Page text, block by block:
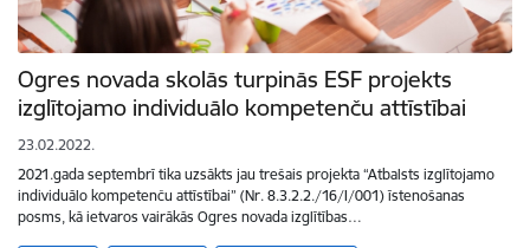
Ogres novada skolās turpinās ESF projekts
izglītojamo individuālo kompetenču attīstībai
23.02.2022.
2021.gada septembrī tika uzsākts jau trešais projekta “Atbalsts izglītojamo
individuālo kompetenču attīstībai” (Nr. 8.3.2.2./16/I/001) īstenošanas
posms, kā ietvaros vairākās Ogres novada izglītības…